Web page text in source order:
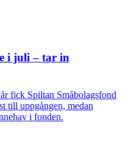
i juli – tar in
fick Spiltan Småbolagsfond
till uppgången, medan
i fonden.